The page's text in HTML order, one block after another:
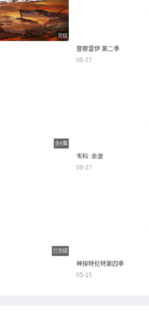
完结
督察雷伊 第二季
08-27
全6集
韦科: 余波
08-27
已完结
神探特伦特第四季
05-15